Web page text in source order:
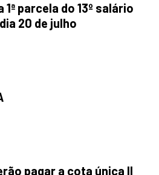
parcela do 13º salário
20 de julho
pagar a cota única II